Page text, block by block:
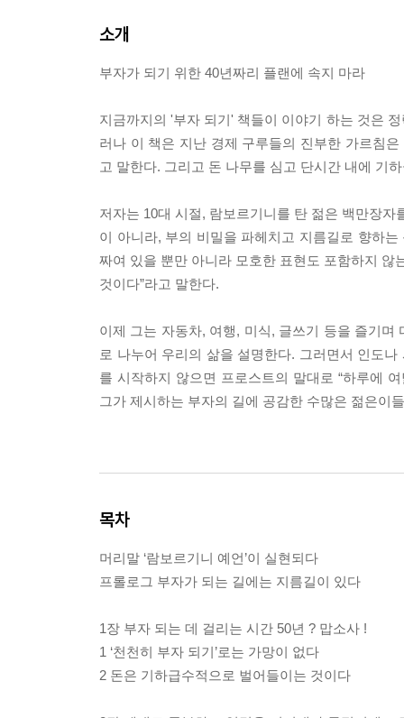
소개
부자가 되기 위한 40년짜리 플랜에 속지 마라
지금까지의 '부자 되기' 책들이 이야기 하는 것은
러나 이 책은 지난 경제 구루들의 진부한 가르침
고 말한다. 그리고 돈 나무를 심고 단시간 내에 기
저자는 10대 시절, 람보르기니를 탄 젊은 백만장자
이 아니라, 부의 비밀을 파헤치고 지름길로 향하
짜여 있을 뿐만 아니라 모호한 표현도 포함하지
것이다”라고 말한다.
이제 그는 자동차, 여행, 미식, 글쓰기 등을 즐기
로 나누어 우리의 삶을 설명한다. 그러면서 인도
를 시작하지 않으면 프로스트의 말대로 “하루에
그가 제시하는 부자의 길에 공감한 수많은 젊은이
목차
머리말 ‘람보르기니 예언’이 실현되다
프롤로그 부자가 되는 길에는 지름길이 있다
1장 부자 되는 데 걸리는 시간 50년 ? 맙소사 !
1 ‘천천히 부자 되기’로는 가망이 없다
2 돈은 기하급수적으로 벌어들이는 것이다